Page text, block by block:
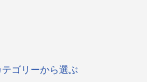
テゴリーから選ぶ